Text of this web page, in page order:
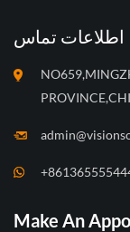
اطلاعات تماس
Make An